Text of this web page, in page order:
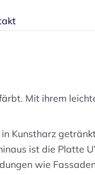
Mit ihrem
Kunstharz
ist die
wie